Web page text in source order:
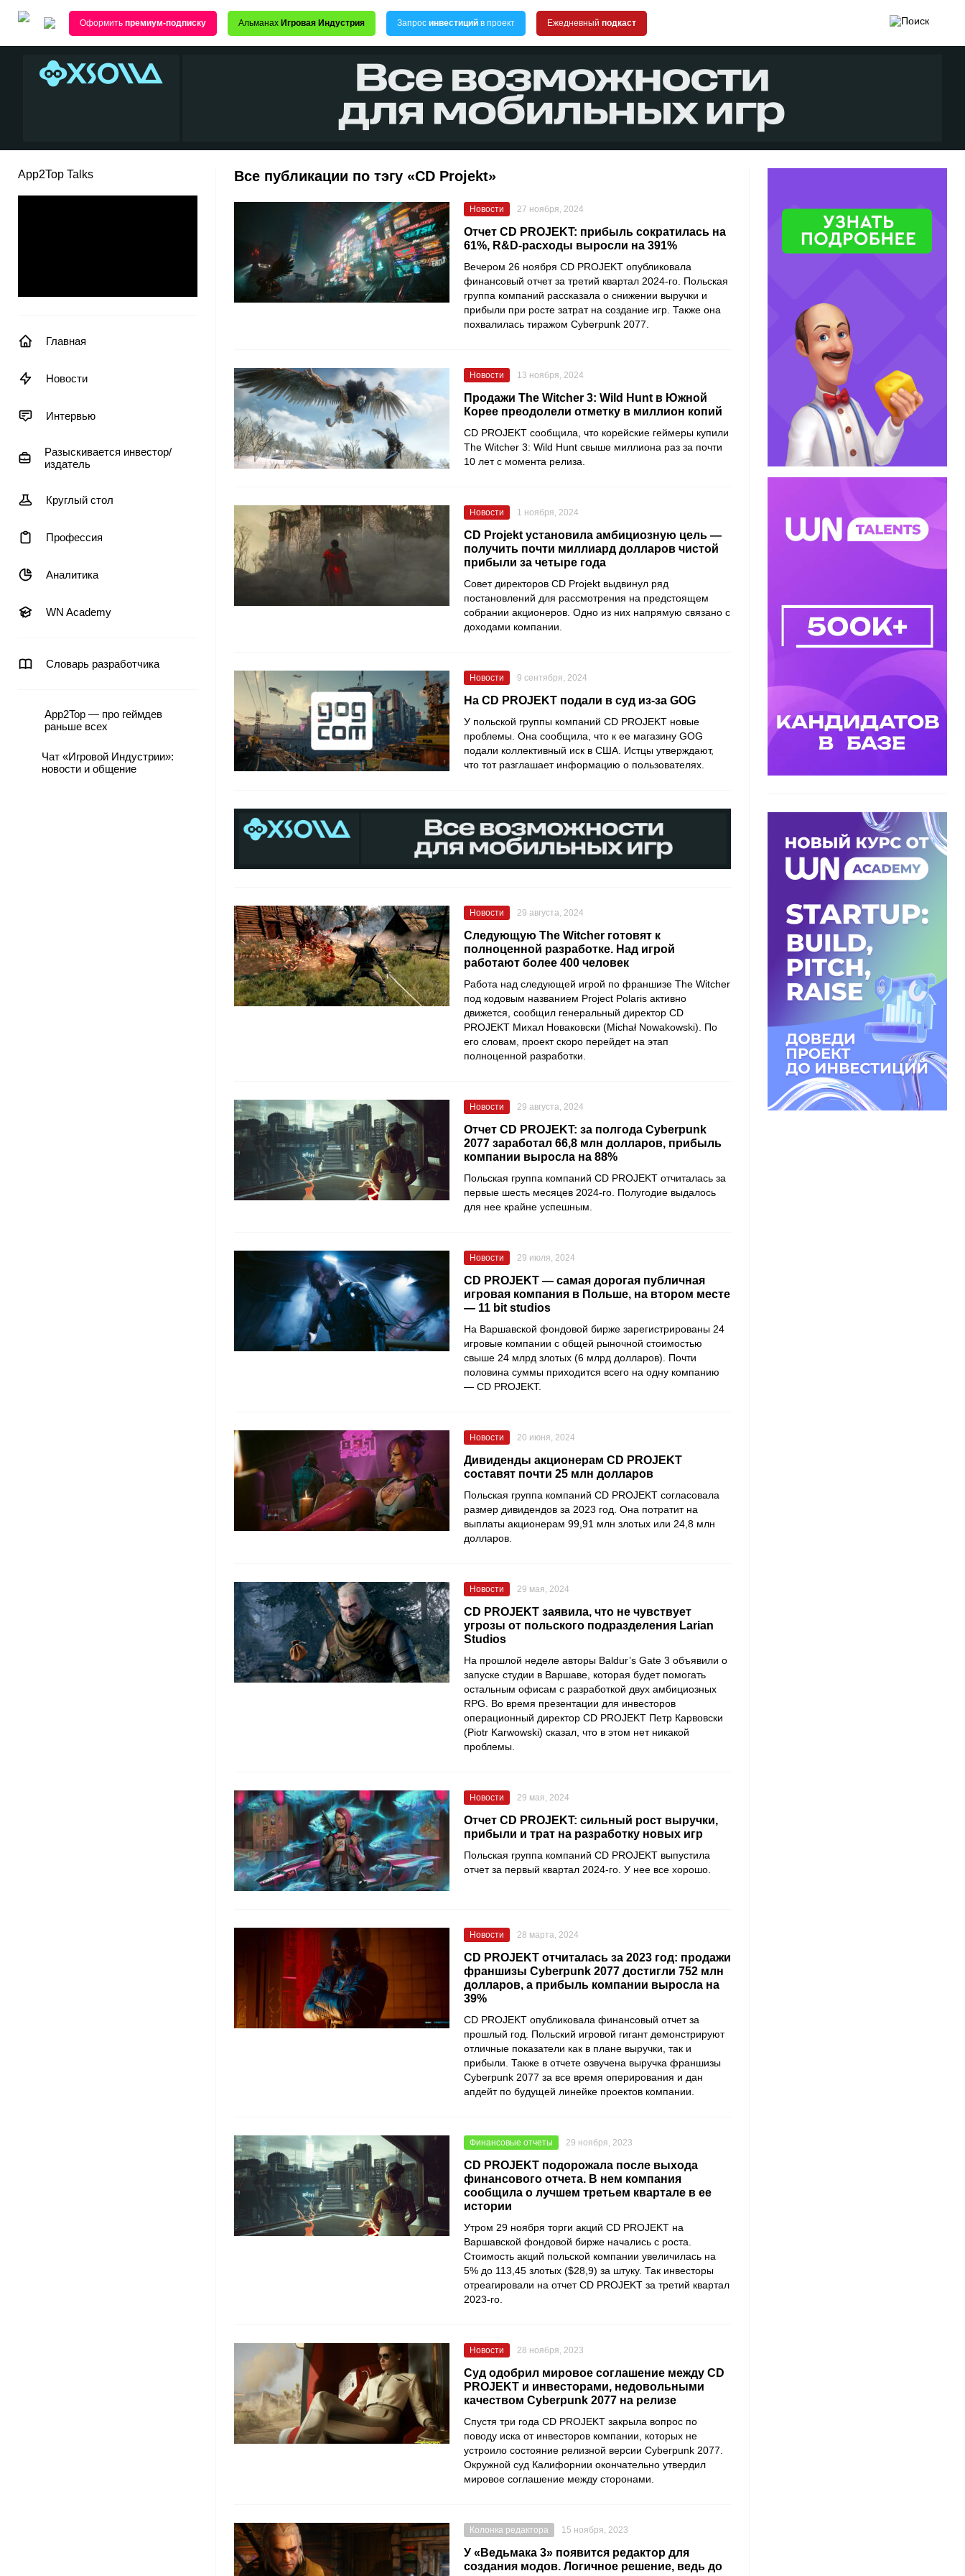
Оформить премиум-подписку Альманах Игровая Индустрия Запрос инвестиций в проект Ежедневный подкаст
App2Top Talks
Главная
Новости
Интервью
Разыскивается инвестор/
издатель
Круглый стол
Профессия
Аналитика
WN Academy
Словарь разработчика
App2Top — про геймдев
раньше всех
Чат «Игровой Индустрии»:
новости и общение
Все публикации по тэгу «CD Projekt»
Новости 27 ноября, 2024
Отчет CD PROJEKT: прибыль сократилась на
61%, R&D-расходы выросли на 391%
Вечером 26 ноября CD PROJEKT опубликовала
финансовый отчет за третий квартал 2024-го. Польская
группа компаний рассказала о снижении выручки и
прибыли при росте затрат на создание игр. Также она
похвалилась тиражом Cyberpunk 2077.
Новости 13 ноября, 2024
Продажи The Witcher 3: Wild Hunt в Южной
Корее преодолели отметку в миллион копий
CD PROJEKT сообщила, что корейские геймеры купили
The Witcher 3: Wild Hunt свыше миллиона раз за почти
10 лет с момента релиза.
Новости 1 ноября, 2024
CD Projekt установила амбициозную цель —
получить почти миллиард долларов чистой
прибыли за четыре года
Совет директоров CD Projekt выдвинул ряд
постановлений для рассмотрения на предстоящем
собрании акционеров. Одно из них напрямую связано с
доходами компании.
Новости 9 сентября, 2024
На CD PROJEKT подали в суд из-за GOG
У польской группы компаний CD PROJEKT новые
проблемы. Она сообщила, что к ее магазину GOG
подали коллективный иск в США. Истцы утверждают,
что тот разглашает информацию о пользователях.
Новости 29 августа, 2024
Следующую The Witcher готовят к
полноценной разработке. Над игрой
работают более 400 человек
Работа над следующей игрой по франшизе The Witcher
под кодовым названием Project Polaris активно
движется, сообщил генеральный директор CD
PROJEKT Михал Новаковски (Michał Nowakowski). По
его словам, проект скоро перейдет на этап
полноценной разработки.
Новости 29 августа, 2024
Отчет CD PROJEKT: за полгода Cyberpunk
2077 заработал 66,8 млн долларов, прибыль
компании выросла на 88%
Польская группа компаний CD PROJEKT отчиталась за
первые шесть месяцев 2024-го. Полугодие выдалось
для нее крайне успешным.
Новости 29 июля, 2024
CD PROJEKT — самая дорогая публичная
игровая компания в Польше, на втором месте
— 11 bit studios
На Варшавской фондовой бирже зарегистрированы 24
игровые компании с общей рыночной стоимостью
свыше 24 млрд злотых (6 млрд долларов). Почти
половина суммы приходится всего на одну компанию
— CD PROJEKT.
Новости 20 июня, 2024
Дивиденды акционерам CD PROJEKT
составят почти 25 млн долларов
Польская группа компаний CD PROJEKT согласовала
размер дивидендов за 2023 год. Она потратит на
выплаты акционерам 99,91 млн злотых или 24,8 млн
долларов.
Новости 29 мая, 2024
CD PROJEKT заявила, что не чувствует
угрозы от польского подразделения Larian
Studios
На прошлой неделе авторы Baldur’s Gate 3 объявили о
запуске студии в Варшаве, которая будет помогать
остальным офисам с разработкой двух амбициозных
RPG. Во время презентации для инвесторов
операционный директор CD PROJEKT Петр Карвовски
(Piotr Karwowski) сказал, что в этом нет никакой
проблемы.
Новости 29 мая, 2024
Отчет CD PROJEKT: сильный рост выручки,
прибыли и трат на разработку новых игр
Польская группа компаний CD PROJEKT выпустила
отчет за первый квартал 2024-го. У нее все хорошо.
Новости 28 марта, 2024
CD PROJEKT отчиталась за 2023 год: продажи
франшизы Cyberpunk 2077 достигли 752 млн
долларов, а прибыль компании выросла на
39%
CD PROJEKT опубликовала финансовый отчет за
прошлый год. Польский игровой гигант демонстрируют
отличные показатели как в плане выручки, так и
прибыли. Также в отчете озвучена выручка франшизы
Cyberpunk 2077 за все время оперирования и дан
апдейт по будущей линейке проектов компании.
Финансовые отчеты 29 ноября, 2023
CD PROJEKT подорожала после выхода
финансового отчета. В нем компания
сообщила о лучшем третьем квартале в ее
истории
Утром 29 ноября торги акций CD PROJEKT на
Варшавской фондовой бирже начались с роста.
Стоимость акций польской компании увеличилась на
5% до 113,45 злотых ($28,9) за штуку. Так инвесторы
отреагировали на отчет CD PROJEKT за третий квартал
2023-го.
Новости 28 ноября, 2023
Суд одобрил мировое соглашение между CD
PROJEKT и инвесторами, недовольными
качеством Cyberpunk 2077 на релизе
Спустя три года CD PROJEKT закрыла вопрос по
поводу иска от инвесторов компании, которых не
устроило состояние релизной версии Cyberpunk 2077.
Окружной суд Калифорнии окончательно утвердил
мировое соглашение между сторонами.
Колонка редактора 15 ноября, 2023
У «Ведьмака 3» появится редактор для
создания модов. Логичное решение, ведь до